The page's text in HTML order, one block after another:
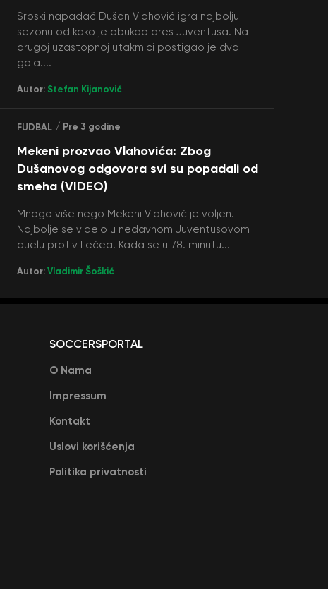
Srpski napadač Dušan Vlahović igra najbolju
sezonu od kako je obukao dres Juventusa. Na
drugoj uzastopnoj utakmici postigao je dva
gola....
Autor: Stefan Kijanović
FUDBAL / Pre 3 godine
Mekeni prozvao Vlahovića: Zbog
Dušanovog odgovora svi su popadali od
smeha (VIDEO)
Mnogo više nego Mekeni Vlahović je voljen.
Najbolje se videlo u nedavnom Juventusovom
duelu protiv Lećea. Kada se u 78. minutu...
Autor:Vladimir Šoškić
SOCCERSPORTAL
O Nama
Impressum
Kontakt
Uslovi korišćenja
Politika privatnosti